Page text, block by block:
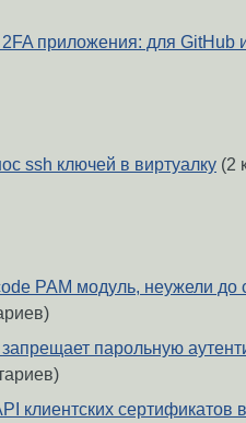
приложения: для GitHub
ssh ключей в виртуалку (2
PAM модуль, неужели до
парольную
клиентских сертификатов